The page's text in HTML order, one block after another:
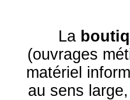
La
(ouvrages
matériel
au sens